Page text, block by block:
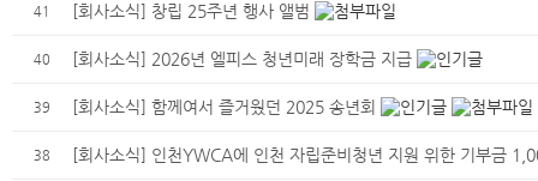
41 [회사소식] 창립 25주년 행사 앨범
40 [회사소식] 2026년 엘피스 청년미래 장학금 지급
39 [회사소식] 함께여서 즐거웠던 2025 송년회
38 [회사소식] 인천YWCA에 인천 자립준비청년 지원 위한 기부금